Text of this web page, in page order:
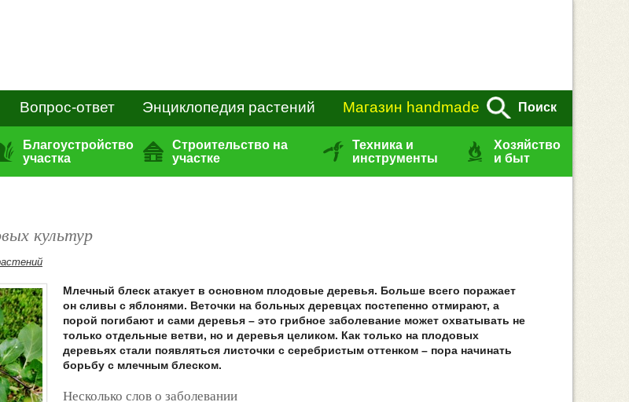
Вопрос-ответ Энциклопедия растений Магазин handmade Поиск
Благоустройство
участка
Строительство на
участке
Техника и
инструменты
Хозяйство
и быт
культур
Млечный блеск атакует в основном плодовые деревья. Больше всего поражает
он сливы с яблонями. Веточки на больных деревцах постепенно отмирают, а
порой погибают и сами деревья – это грибное заболевание может охватывать не
только отдельные ветви, но и деревья целиком. Как только на плодовых
деревьях стали появляться листочки с серебристым оттенком – пора начинать
борьбу с млечным блеском.
Несколько слов о заболевании